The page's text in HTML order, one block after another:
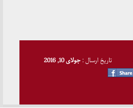
تاریخ ارسال :جولای 10, 2016